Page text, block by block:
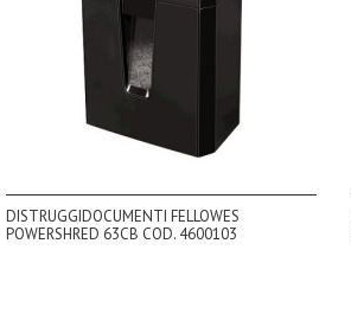
DISTRUGGIDOCUMENTI FELLOWES
POWERSHRED 63CB COD. 4600103